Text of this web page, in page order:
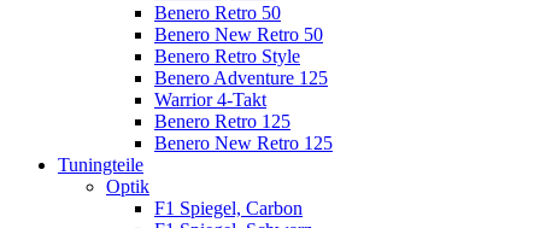
Benero Retro 50
Benero New Retro 50
Benero Retro Style
Benero Adventure 125
Warrior 4-Takt
Benero Retro 125
Benero New Retro 125
Tuningteile
Optik
F1 Spiegel, Carbon